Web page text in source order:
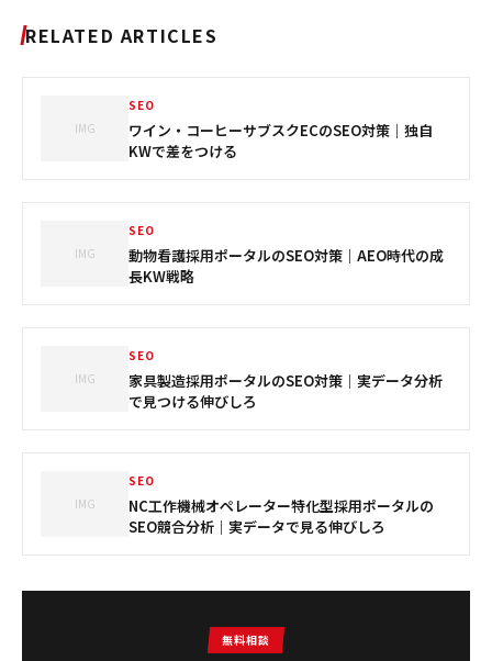
RELATED ARTICLES
IMG
SEO
ワイン・コーヒーサブスクECのSEO対策｜独自
KWで差をつける
IMG
SEO
動物看護採用ポータルのSEO対策｜AEO時代の成
長KW戦略
IMG
SEO
家具製造採用ポータルのSEO対策｜実データ分析
で見つける伸びしろ
IMG
SEO
NC工作機械オペレーター特化型採用ポータルの
SEO競合分析｜実データで見る伸びしろ
無料相談